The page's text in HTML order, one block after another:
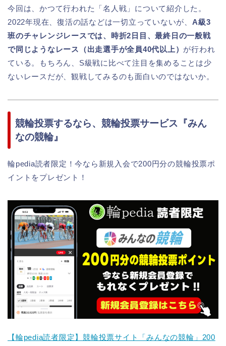
今回は、かつて行われた「名人戦」について紹介した。
2022年現在、復活の話などは一切立っていないが、 A級3
班のチャレンジレースでは、時折2日目、最終日の一般戦
で同じようなレース（出走選手が全員40代以上） が行われ
ている。もちろん、S級戦に比べて注目を集めることは少
ないレースだが、観戦してみるのも面白いのではないか。
競輪投票するなら、競輪投票サービス『みん
なの競輪』
輪pedia読者限定！今なら新規入会で200円分の競輪投票ポ
イントをプレゼント！
【輪pedia読者限定】競輪投票サイト「みんなの競輪」200